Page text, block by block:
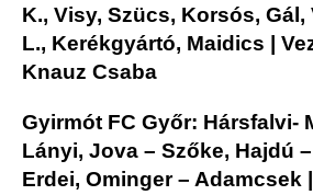
K., Visy, Szücs, Korsós, Gál,
L., Kerékgyártó, Maidics |
Knauz Csaba
Gyirmót FC Győr: Hársfalvi-
Lányi, Jova – Szőke, Hajdú
Erdei, Ominger – Adamcsek